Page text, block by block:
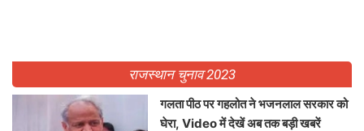
राजस्थान चुनाव 2023
गलता पीठ पर गहलोत ने भजनलाल सरकार को
घेरा, Video में देखें अब तक बड़ी खबरें